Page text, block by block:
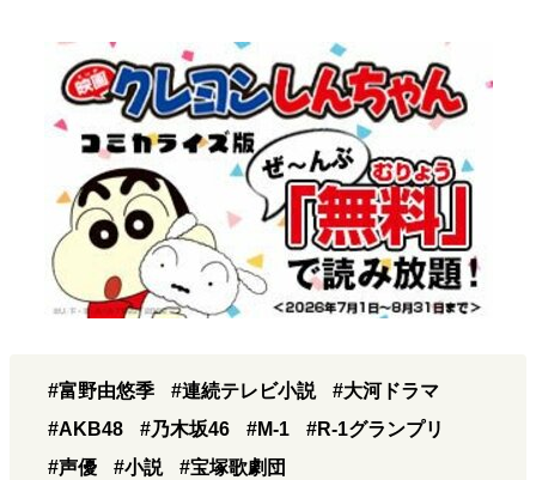
#富野由悠季 #連続テレビ小説
#大河ドラマ
#AKB48
#乃木坂46 #M-1
#R-1グランプリ
#声優
#小説 #宝塚歌劇団